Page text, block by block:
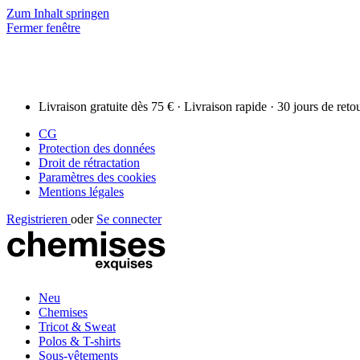
Zum Inhalt springen
Fermer fenêtre
Livraison gratuite dès 75 € · Livraison rapide · 30 jours de
CG
Protection des données
Droit de rétractation
Paramètres des cookies
Mentions légales
Registrieren oder Se connecter
Neu
Chemises
Tricot & Sweat
Polos & T-shirts
Sous-vêtements